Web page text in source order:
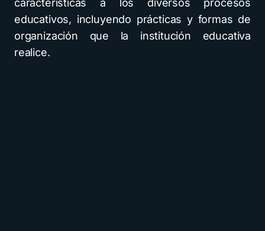
características a los diversos procesos
educativos, incluyendo prácticas y formas de
organización que la institución educativa
realice.